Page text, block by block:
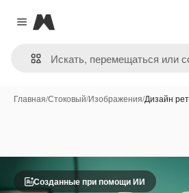
Close menu
Magnific
Главная/Стоковый/Изображения/Дизайн
Созданные при помощи ИИ